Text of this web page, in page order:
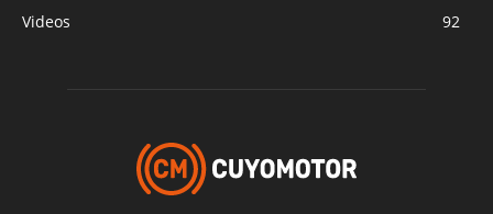
Videos
92